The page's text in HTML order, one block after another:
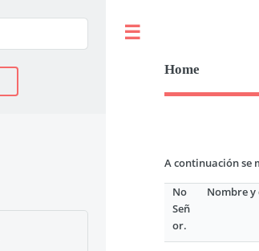
Home
A continuación se
No
Señ
or.
Nombre